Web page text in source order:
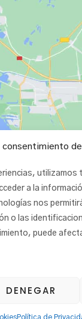
consentimiento
utilizamos
a la
nos
o las
puede
DENEGAR
Política de